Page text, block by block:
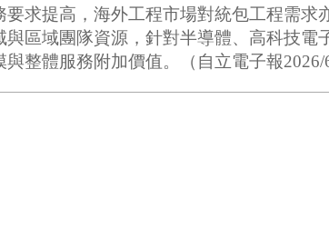
求提高，海外工程市場對統包工程需求
區域團隊資源，針對半導體、高科技電
整體服務附加價值。（自立電子報2026/